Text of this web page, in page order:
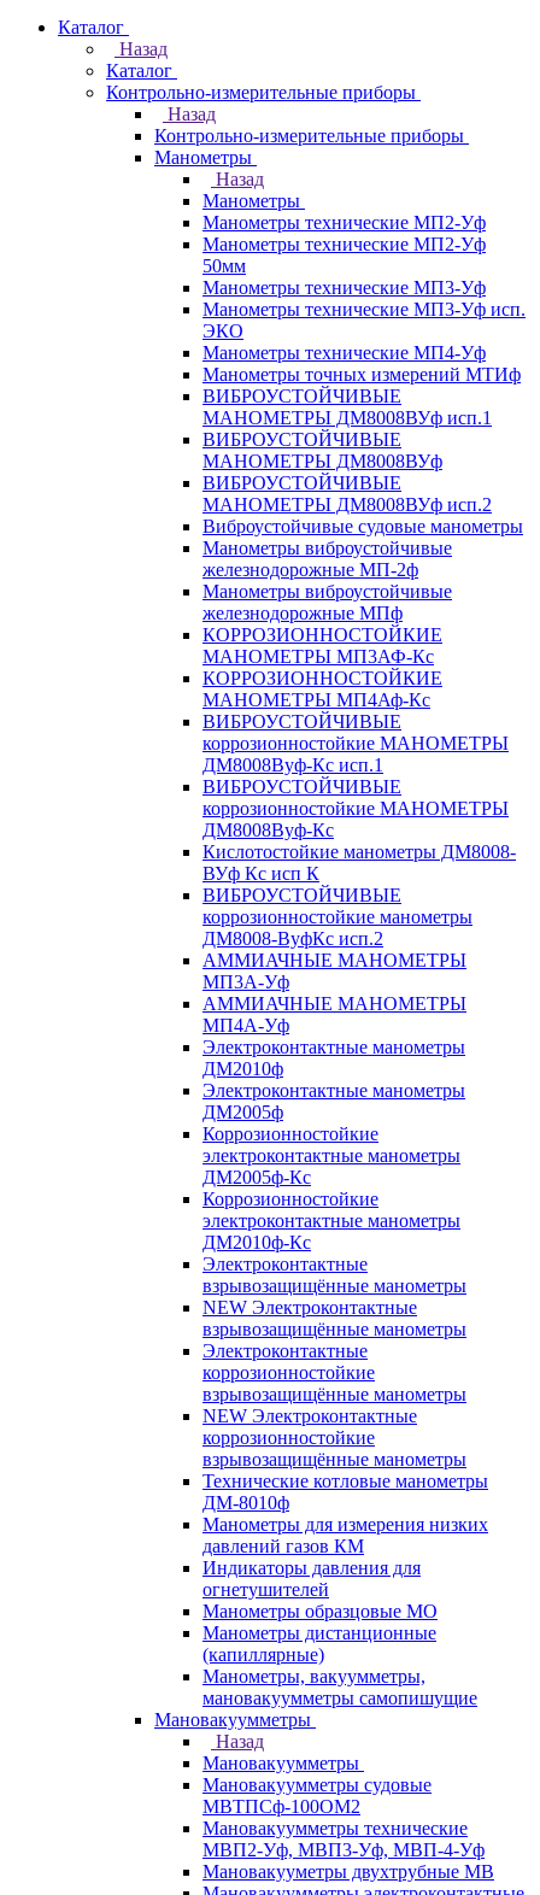
Каталог
Назад
Каталог
Контрольно-измерительные приборы
Назад
Контрольно-измерительные приборы
Манометры
Назад
Манометры
Манометры технические МП2-Уф
Манометры технические МП2-Уф
50мм
Манометры технические МП3-Уф
Манометры технические МП3-Уф исп.
ЭКО
Манометры технические МП4-Уф
Манометры точных измерений МТИф
ВИБРОУСТОЙЧИВЫЕ
МАНОМЕТРЫ ДМ8008ВУф исп.1
ВИБРОУСТОЙЧИВЫЕ
МАНОМЕТРЫ ДМ8008ВУф
ВИБРОУСТОЙЧИВЫЕ
МАНОМЕТРЫ ДМ8008ВУф исп.2
Виброустойчивые судовые манометры
Манометры виброустойчивые
железнодорожные МП-2ф
Манометры виброустойчивые
железнодорожные МПф
КОРРОЗИОННОСТОЙКИЕ
МАНОМЕТРЫ МП3АФ-Кс
КОРРОЗИОННОСТОЙКИЕ
МАНОМЕТРЫ МП4Аф-Кс
ВИБРОУСТОЙЧИВЫЕ
коррозионностойкие МАНОМЕТРЫ
ДМ8008Вуф-Кс исп.1
ВИБРОУСТОЙЧИВЫЕ
коррозионностойкие МАНОМЕТРЫ
ДМ8008Вуф-Кс
Кислотостойкие манометры ДМ8008-
ВУф Кс исп К
ВИБРОУСТОЙЧИВЫЕ
коррозионностойкие манометры
ДМ8008-ВуфКс исп.2
АММИАЧНЫЕ МАНОМЕТРЫ
МП3А-Уф
АММИАЧНЫЕ МАНОМЕТРЫ
МП4А-Уф
Электроконтактные манометры
ДМ2010ф
Электроконтактные манометры
ДМ2005ф
Коррозионностойкие
электроконтактные манометры
ДМ2005ф-Кс
Коррозионностойкие
электроконтактные манометры
ДМ2010ф-Кс
Электроконтактные
взрывозащищённые манометры
NEW Электроконтактные
взрывозащищённые манометры
Электроконтактные
коррозионностойкие
взрывозащищённые манометры
NEW Электроконтактные
коррозионностойкие
взрывозащищённые манометры
Технические котловые манометры
ДМ-8010ф
Манометры для измерения низких
давлений газов КМ
Индикаторы давления для
огнетушителей
Манометры образцовые МО
Манометры дистанционные
(капиллярные)
Манометры, вакуумметры,
мановакуумметры самопишущие
Мановакуумметры
Назад
Мановакуумметры
Мановакуумметры судовые
МВТПСф-100ОМ2
Мановакуумметры технические
МВП2-Уф, МВП3-Уф, МВП-4-Уф
Мановакууметры двухтрубные МВ